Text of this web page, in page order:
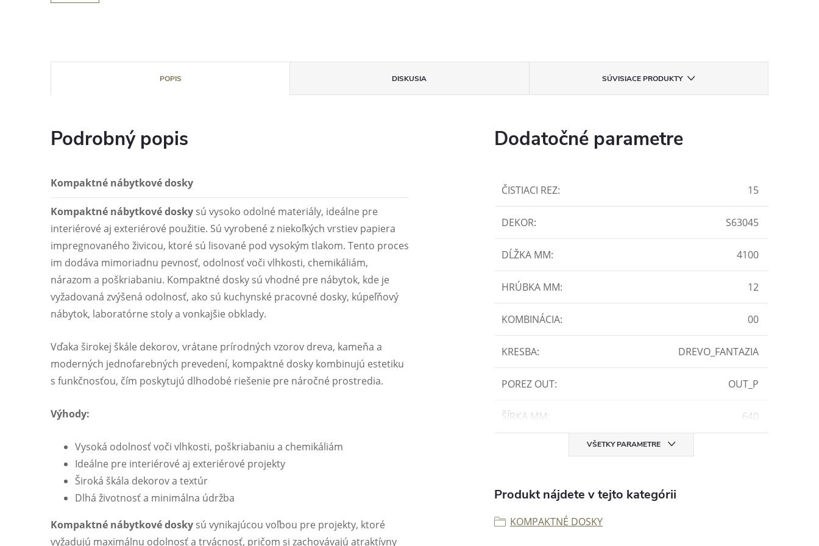
POPIS DISKUSIA SÚVISIACE PRODUKTY
Podrobný popis
Kompaktné nábytkové dosky
Kompaktné nábytkové dosky sú vysoko odolné materiály, ideálne pre
interiérové aj exteriérové použitie. Sú vyrobené z niekoľkých vrstiev papiera
impregnovaného živicou, ktoré sú lisované pod vysokým tlakom. Tento proces
im dodáva mimoriadnu pevnosť, odolnosť voči vlhkosti, chemikáliám,
nárazom a poškriabaniu. Kompaktné dosky sú vhodné pre nábytok, kde je
vyžadovaná zvýšená odolnosť, ako sú kuchynské pracovné dosky, kúpeľňový
nábytok, laboratórne stoly a vonkajšie obklady.
Vďaka širokej škále dekorov, vrátane prírodných vzorov dreva, kameňa a
moderných jednofarebných prevedení, kompaktné dosky kombinujú estetiku
s funkčnosťou, čím poskytujú dlhodobé riešenie pre náročné prostredia.
Výhody:
Vysoká odolnosť voči vlhkosti, poškriabaniu a chemikáliám
Ideálne pre interiérové aj exteriérové projekty
Široká škála dekorov a textúr
Dlhá životnosť a minimálna údržba
Kompaktné nábytkové dosky sú vynikajúcou voľbou pre projekty, ktoré
vyžadujú maximálnu odolnosť a trvácnosť, pričom si zachovávajú atraktívny
Dodatočné parametre
ČISTIACI REZ: 15
DEKOR: S63045
DĹŽKA MM: 4100
HRÚBKA MM: 12
KOMBINÁCIA: 00
KRESBA: DREVO_FANTAZIA
POREZ OUT: OUT_P
ŠÍRKA MM: 640
VŠETKY PARAMETRE
Produkt nájdete v tejto kategórii
KOMPAKTNÉ DOSKY